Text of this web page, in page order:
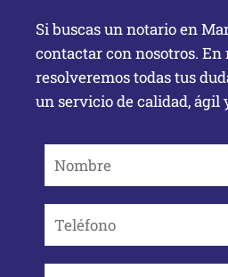
Si buscas un notario en
contactar con nosotros.
resolveremos todas tus
un servicio de calidad, ágil